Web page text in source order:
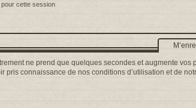
cette session
ne prend que quelques secondes et augmente
pris connaissance de nos conditions d’utilisation et de